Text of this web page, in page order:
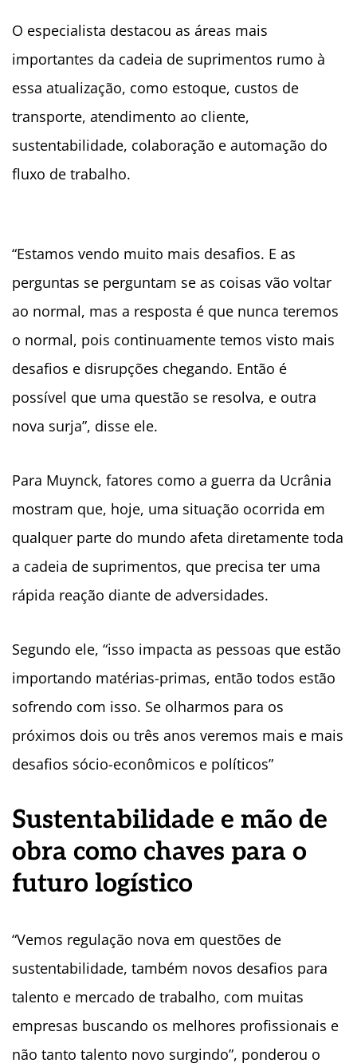
O especialista destacou as áreas mais
importantes da cadeia de suprimentos rumo à
essa atualização, como estoque, custos de
transporte, atendimento ao cliente,
sustentabilidade, colaboração e automação do
fluxo de trabalho.
“Estamos vendo muito mais desafios. E as
perguntas se perguntam se as coisas vão voltar
ao normal, mas a resposta é que nunca teremos
o normal, pois continuamente temos visto mais
desafios e disrupções chegando. Então é
possível que uma questão se resolva, e outra
nova surja”, disse ele.
Para Muynck, fatores como a guerra da Ucrânia
mostram que, hoje, uma situação ocorrida em
qualquer parte do mundo afeta diretamente toda
a cadeia de suprimentos, que precisa ter uma
rápida reação diante de adversidades.
Segundo ele, “isso impacta as pessoas que estão
importando matérias-primas, então todos estão
sofrendo com isso. Se olharmos para os
próximos dois ou três anos veremos mais e mais
desafios sócio-econômicos e políticos”
Sustentabilidade e mão de
obra como chaves para o
futuro logístico
“Vemos regulação nova em questões de
sustentabilidade, também novos desafios para
talento e mercado de trabalho, com muitas
empresas buscando os melhores profissionais e
não tanto talento novo surgindo”, ponderou o